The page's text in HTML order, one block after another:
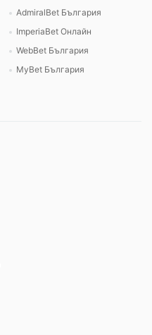
AdmiralBet България
ImperiaBet Онлайн
WebBet България
MyBet България